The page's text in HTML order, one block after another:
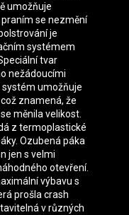
umožňuje
se nezmění
je
systémem
tvar
nežádoucími
systém umožňuje
znamená, že
měnila velikost.
z termoplastické
Ozubená páka
jen s velmi
otevření.
výbavu s
prošla crash
v různých